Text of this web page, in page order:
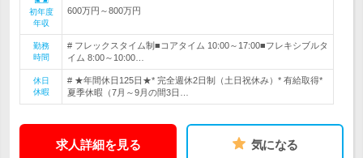
初年度
年収
600万円～800万円
勤務
時間
# フレックスタイム制■コアタイム 10:00～17:00■フレキシブルタ
イム 8:00～10:00…
休日
休暇
# ★年間休日125日★* 完全週休2日制（土日祝休み）* 有給取得*
夏季休暇（7月～9月の間3日…
求人詳細を見る 気になる